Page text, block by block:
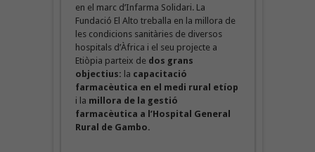
en el marc d’Infarma Solidari. La
Fundació El Alto treballa en la millora de
les condicions sanitàries de diversos
hospitals d’Àfrica i el seu projecte a
Etiòpia parteix de dos grans
objectius: la capacitació
farmacèutica en el medi rural etíop
i la millora de la gestió
farmacèutica a l’Hospital General
Rural de Gambo.